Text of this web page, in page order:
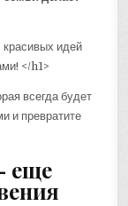
всегда будет
и превратите
еще